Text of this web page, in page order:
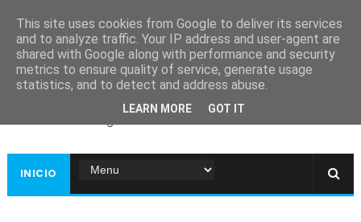
Ayuntamiento de
Guadiana
INICIO
This site uses cookies from Google to deliver its services
and to analyze traffic. Your IP address and user-agent are
shared with Google along with performance and security
metrics to ensure quality of service, generate usage
statistics, and to detect and address abuse.
LEARN MORE GOT IT